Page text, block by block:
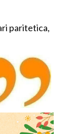
paritetica,